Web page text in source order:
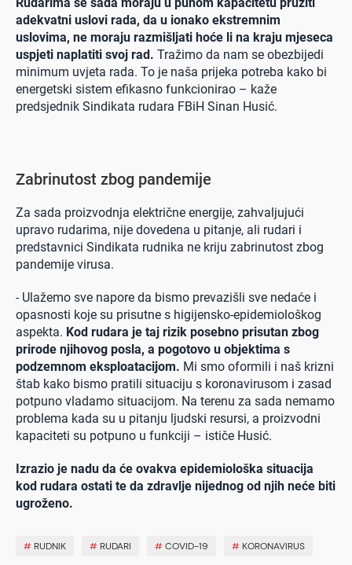
adekvatni uslovi rada, da u ionako ekstremnim
uslovima, ne moraju razmišljati hoće li na kraju mjeseca
uspjeti naplatiti svoj rad. Tražimo da nam se obezbijedi
minimum uvjeta rada. To je naša prijeka potreba kako bi
energetski sistem efikasno funkcionirao – kaže
predsjednik Sindikata rudara FBiH Sinan Husić.
Zabrinutost zbog pandemije
Za sada proizvodnja električne energije, zahvaljujući
upravo rudarima, nije dovedena u pitanje, ali rudari i
predstavnici Sindikata rudnika ne kriju zabrinutost zbog
pandemije virusa.
- Ulažemo sve napore da bismo prevazišli sve nedaće i
opasnosti koje su prisutne s higijensko-epidemiološkog
aspekta. Kod rudara je taj rizik posebno prisutan zbog
prirode njihovog posla, a pogotovo u objektima s
podzemnom eksploatacijom. Mi smo oformili i naš krizni
štab kako bismo pratili situaciju s koronavirusom i zasad
potpuno vladamo situacijom. Na terenu za sada nemamo
problema kada su u pitanju ljudski resursi, a proizvodni
kapaciteti su potpuno u funkciji – ističe Husić.
Izrazio je nadu da će ovakva epidemiološka situacija
kod rudara ostati te da zdravlje nijednog od njih neće biti
ugroženo.
# RUDNIK # RUDARI #COVID-19 # KORONAVIRUS